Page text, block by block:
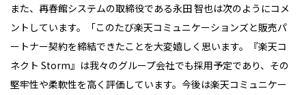
また、再春館システムの取締役である永田 智也は次のようにコメ
ントしています。「このたび楽天コミュニケーションズと販売パ
ートナー契約を締結できたことを大変嬉しく思います。『楽天コ
ネクト Storm 』は我々のグループ会社でも採用予定であり、その
堅牢性や柔軟性を高く評価しています。今後は楽天コミュニケー